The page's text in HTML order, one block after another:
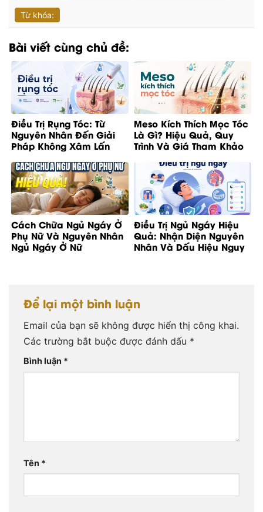
Từ khóa:
Bài viết cùng chủ đề:
Điều Trị Rụng Tóc: Từ
Nguyên Nhân Đến Giải
Pháp Không Xâm Lấn
Meso Kích Thích Mọc Tóc
Là Gì? Hiệu Quả, Quy
Trình Và Giá Tham Khảo
Cách Chữa Ngủ Ngáy Ở
Phụ Nữ Và Nguyên Nhân
Ngủ Ngáy Ở Nữ
Điều Trị Ngủ Ngáy Hiệu
Quả: Nhận Diện Nguyên
Nhân Và Dấu Hiệu Nguy
Để lại một bình luận
Email của bạn sẽ không được hiển thị công khai.
Các trường bắt buộc được đánh dấu *
Bình luận *
Tên *